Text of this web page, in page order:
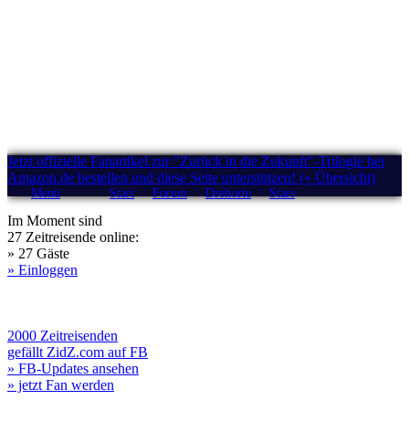
Jetzt offizielle Fanartikel zur "Zurück in die Zukunft"-Trilogie bei
Amazon.de bestellen und diese Seite unterstützen! (» Übersicht)
Menü Start Forum Drehorte Stars
Im Moment sind
27 Zeitreisende online:
» 27 Gäste
» Einloggen
2000 Zeitreisenden
gefällt ZidZ.com auf FB
» FB-Updates ansehen
» jetzt Fan werden